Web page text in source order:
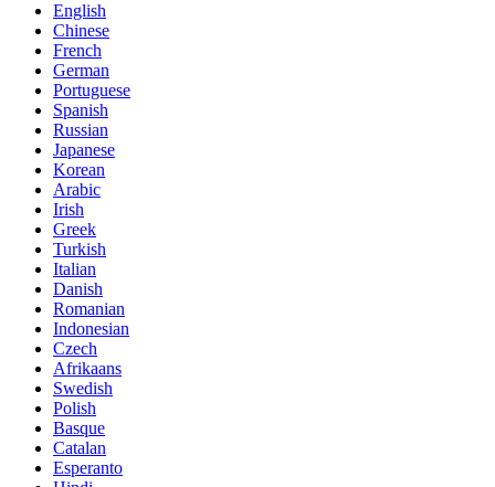
English
Chinese
French
German
Portuguese
Spanish
Russian
Japanese
Korean
Arabic
Irish
Greek
Turkish
Italian
Danish
Romanian
Indonesian
Czech
Afrikaans
Swedish
Polish
Basque
Catalan
Esperanto